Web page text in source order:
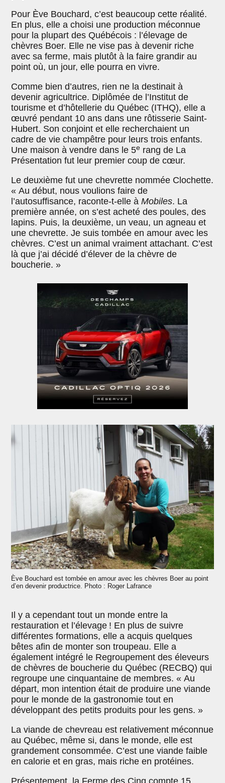
Pour Ève Bouchard, c’est beaucoup cette réalité.
En plus, elle a choisi une production méconnue
pour la plupart des Québécois : l’élevage de
chèvres Boer. Elle ne vise pas à devenir riche
avec sa ferme, mais plutôt à la faire grandir au
point où, un jour, elle pourra en vivre.
Comme bien d’autres, rien ne la destinait à
devenir agricultrice. Diplômée de l’Institut de
tourisme et d’hôtellerie du Québec (ITHQ), elle a
œuvré pendant 10 ans dans une rôtisserie Saint-
Hubert. Son conjoint et elle recherchaient un
cadre de vie champêtre pour leurs trois enfants.
Une maison à vendre dans le 5e rang de La
Présentation fut leur premier coup de cœur.
Le deuxième fut une chevrette nommée Clochette.
« Au début, nous voulions faire de
l’autosuffisance, raconte-t-elle àMobiles. La
première année, on s’est acheté des poules, des
lapins. Puis, la deuxième, un veau, un agneau et
une chevrette. Je suis tombée en amour avec les
chèvres. C’est un animal vraiment attachant. C’est
là que j’ai décidé d’élever de la chèvre de
boucherie. »
Ève Bouchard est tombée en amour avec les chèvres Boer au point
d’en devenir productrice. Photo : Roger Lafrance
Il y a cependant tout un monde entre la
restauration et l’élevage ! En plus de suivre
différentes formations, elle a acquis quelques
bêtes afin de monter son troupeau. Elle a
également intégré le Regroupement des éleveurs
de chèvres de boucherie du Québec (RECBQ) qui
regroupe une cinquantaine de membres. « Au
départ, mon intention était de produire une viande
pour le monde de la gastronomie tout en
développant des petits produits pour les gens. »
La viande de chevreau est relativement méconnue
au Québec, même si, dans le monde, elle est
grandement consommée. C’est une viande faible
en calorie et en gras, mais riche en protéines.
Présentement, la Ferme des Cinq compte 15